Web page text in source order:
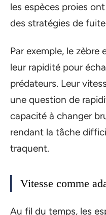
les espèces proies
des stratégies de
Par exemple, le zèbre
leur rapidité pour
prédateurs. Leur
une question de
capacité à changer
rendant la tâche
traquent.
Vitesse comme
Au fil du temps, les